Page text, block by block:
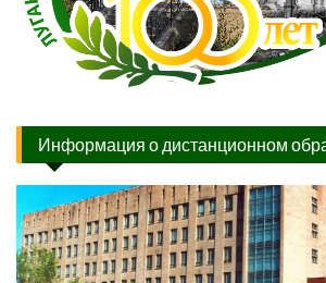
Информация о дистанционном